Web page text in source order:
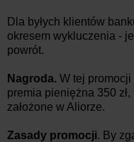
Dla byłych klientów
okresem wykluczenia -
powrót.
Nagroda. W tej
premia pieniężna 350
założone w Aliorze.
Zasady promocji. By